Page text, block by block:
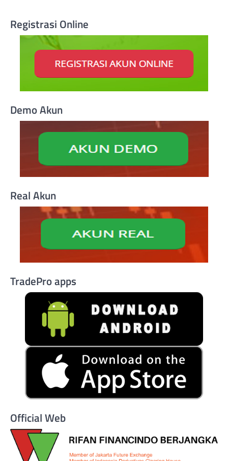
Registrasi Online
Demo Akun
Real Akun
TradePro apps
Official Web